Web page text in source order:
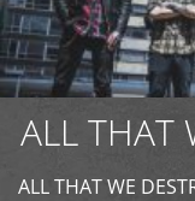
ALL THAT
ALL THAT WE